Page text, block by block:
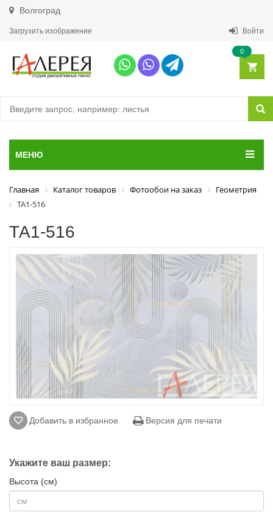
Волгоград
Загрузить изображение Войти
0
МЕНЮ
Главная Каталог товаров Фотообои на заказ
Геометрия
ТА1-516
ТА1-516
Добавить в избранное Версия для печати
Укажите ваш размер:
Высота (см)